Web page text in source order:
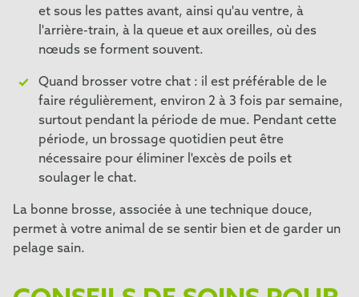
et sous les pattes avant, ainsi qu'au ventre, à
l'arrière-train, à la queue et aux oreilles, où des
nœuds se forment souvent.
Quand brosser votre chat : il est préférable de le
faire régulièrement, environ 2 à 3 fois par semaine,
surtout pendant la période de mue. Pendant cette
période, un brossage quotidien peut être
nécessaire pour éliminer l'excès de poils et
soulager le chat.
La bonne brosse, associée à une technique douce,
permet à votre animal de se sentir bien et de garder un
pelage sain.